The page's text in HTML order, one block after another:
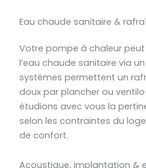
Eau chaude sanitaire &
Votre pompe à chaleur
l’eau chaude sanitaire via
systèmes permettent un
doux par plancher ou
étudions avec vous la
selon les contraintes du
de confort.
Acoustique, implantation &